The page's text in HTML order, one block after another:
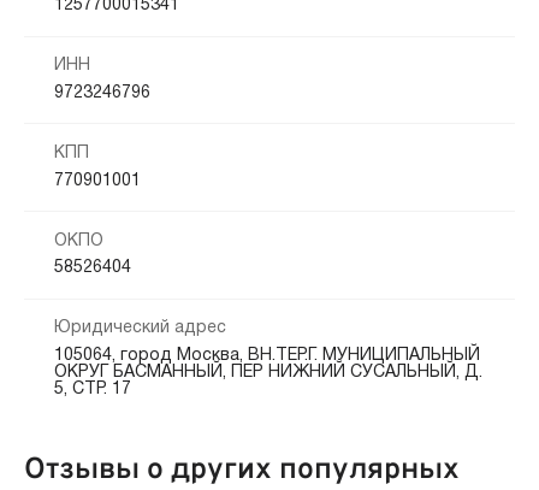
1257700015341
ИНН
9723246796
КПП
770901001
ОКПО
58526404
Юридический адрес
105064, город Москва, ВН.ТЕР.Г. МУНИЦИПАЛЬНЫЙ
ОКРУГ БАСМАННЫЙ, ПЕР НИЖНИЙ СУСАЛЬНЫЙ, Д.
5, СТР. 17
Отзывы о других популярных